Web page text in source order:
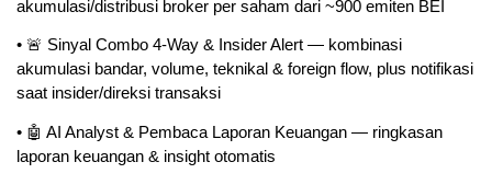
akumulasi/distribusi broker per saham dari ~900 emiten BEI
• 🚨 Sinyal Combo 4-Way & Insider Alert — kombinasi
akumulasi bandar, volume, teknikal & foreign flow, plus notifikasi
saat insider/direksi transaksi
• 🤖 AI Analyst & Pembaca Laporan Keuangan — ringkasan
laporan keuangan & insight otomatis